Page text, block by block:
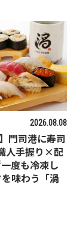
2026.08.08
門司港に寿司
人手握り×配
度も冷凍し
味わう「渦